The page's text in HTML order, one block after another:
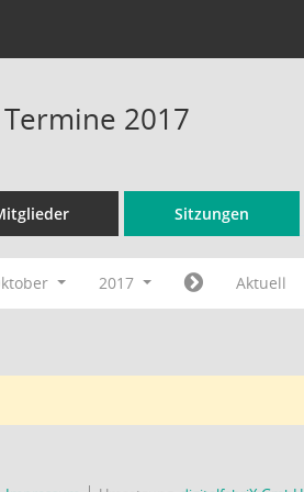
2017
Sitzungen
2017 Aktuell